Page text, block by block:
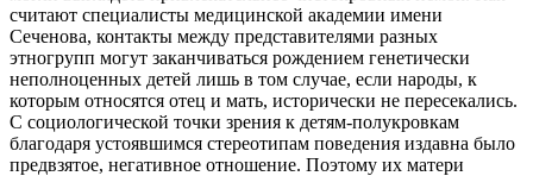
считают специалисты медицинской академии имени
Сеченова, контакты между представителями разных
этногрупп могут заканчиваться рождением генетически
неполноценных детей лишь в том случае, если народы, к
которым относятся отец и мать, исторически не пересекались.
С социологической точки зрения к детям-полукровкам
благодаря устоявшимся стереотипам поведения издавна было
предвзятое, негативное отношение. Поэтому их матери